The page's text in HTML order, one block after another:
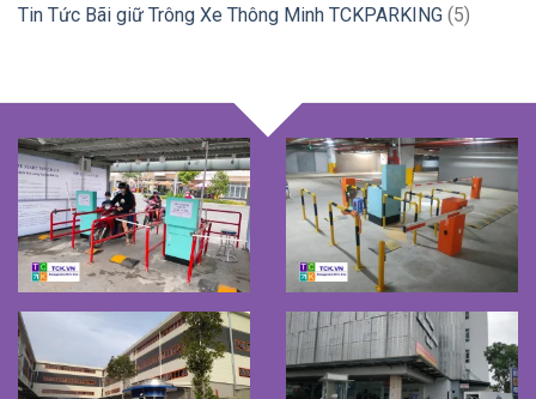
Tin Tức Bãi giữ Trông Xe Thông Minh TCKPARKING (5)